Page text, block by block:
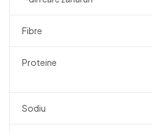
Fibre
Proteine
Sodiu